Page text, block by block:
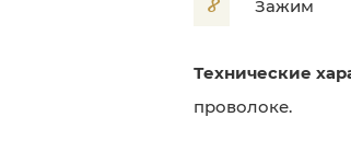
8 Зажим
Технические
проволоке.